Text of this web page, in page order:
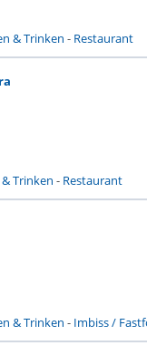
& Trinken - Restaurant
& Trinken - Restaurant
& Trinken - Imbiss /